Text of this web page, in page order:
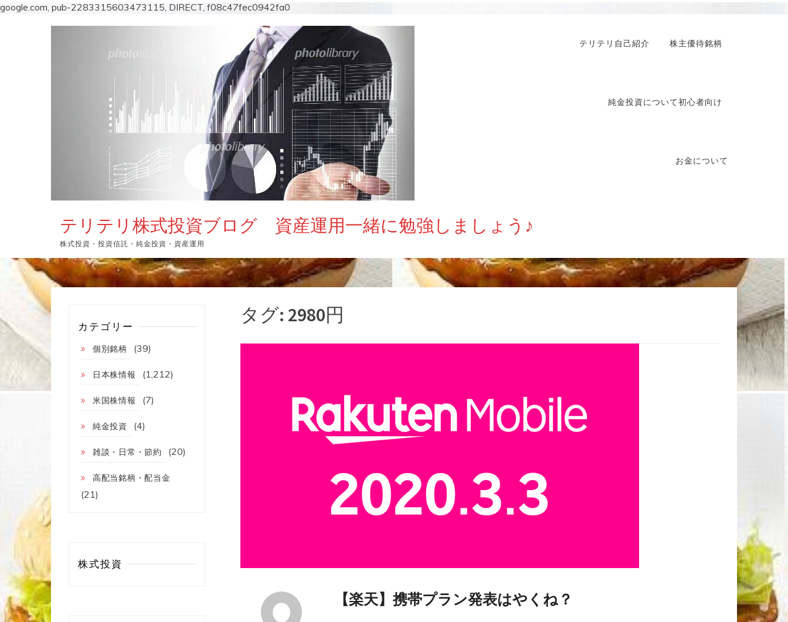
google.com, pub-2283315603473115, DIRECT, f08c47fec0942fa0
テリテリ株式投資ブログ 資産運用一緒に勉強しましょう♪
株式投資・投資信託・純金投資・資産運用
テリテリ自己紹介 株主優待銘柄
純金投資について初心者向け
お金について
タグ: 2980円
【楽天】携帯プラン発表はやくね？
カテゴリー
個別銘柄 (39)
日本株情報 (1,212)
米国株情報 (7)
純金投資 (4)
雑談・日常・節約 (20)
高配当銘柄・配当金
(21)
株式投資